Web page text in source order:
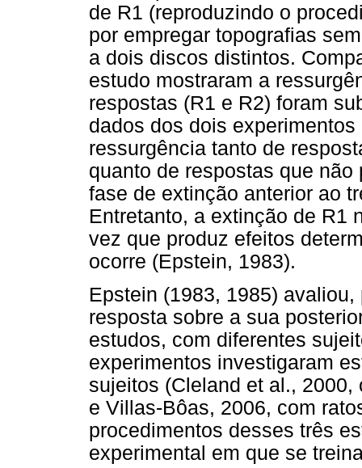
de R1 (reproduzindo o
por empregar topografias
a dois discos distintos.
estudo mostraram a
respostas (R1 e R2) foram
dados dos dois
ressurgência tanto de
quanto de respostas que
fase de extinção anterior ao
Entretanto, a extinção de R1
vez que produz efeitos
ocorre (Epstein, 1983).
Epstein (1983, 1985)
resposta sobre a sua
estudos, com diferentes
experimentos investigaram
sujeitos (Cleland et al.,
e Villas-Bôas, 2006, com
procedimentos desses três
experimental em que se